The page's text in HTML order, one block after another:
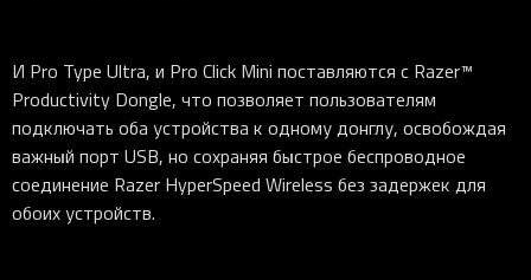
И Pro Type Ultra, и Pro Click Mini поставляются с Razer™
Productivity Dongle, что позволяет пользователям
подключать оба устройства к одному донглу, освобождая
важный порт USB, но сохраняя быстрое беспроводное
соединение Razer HyperSpeed Wireless без задержек для
обоих устройств.